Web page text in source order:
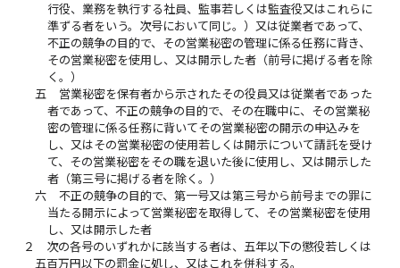
行役、業務を執行する社員、監事若しくは監査役又はこれらに
準ずる者をいう。次号において同じ。）又は従業者であって、
不正の競争の目的で、その営業秘密の管理に係る任務に背き、
その営業秘密を使用し、又は開示した者（前号に掲げる者を除
く。）
五
営業秘密を保有者から示されたその役員又は従業者であった
者であって、不正の競争の目的で、その在職中に、その営業秘
密の管理に係る任務に背いてその営業秘密の開示の申込みを
し、又はその営業秘密の使用若しくは開示について請託を受け
て、その営業秘密をその職を退いた後に使用し、又は開示した
者（第三号に掲げる者を除く。）
六
不正の競争の目的で、第一号又は第三号から前号までの罪に
当たる開示によって営業秘密を取得して、その営業秘密を使用
し、又は開示した者
２
次の各号のいずれかに該当する者は、五年以下の懲役若しくは
五百万円以下の罰金に処し、又はこれを併科する。